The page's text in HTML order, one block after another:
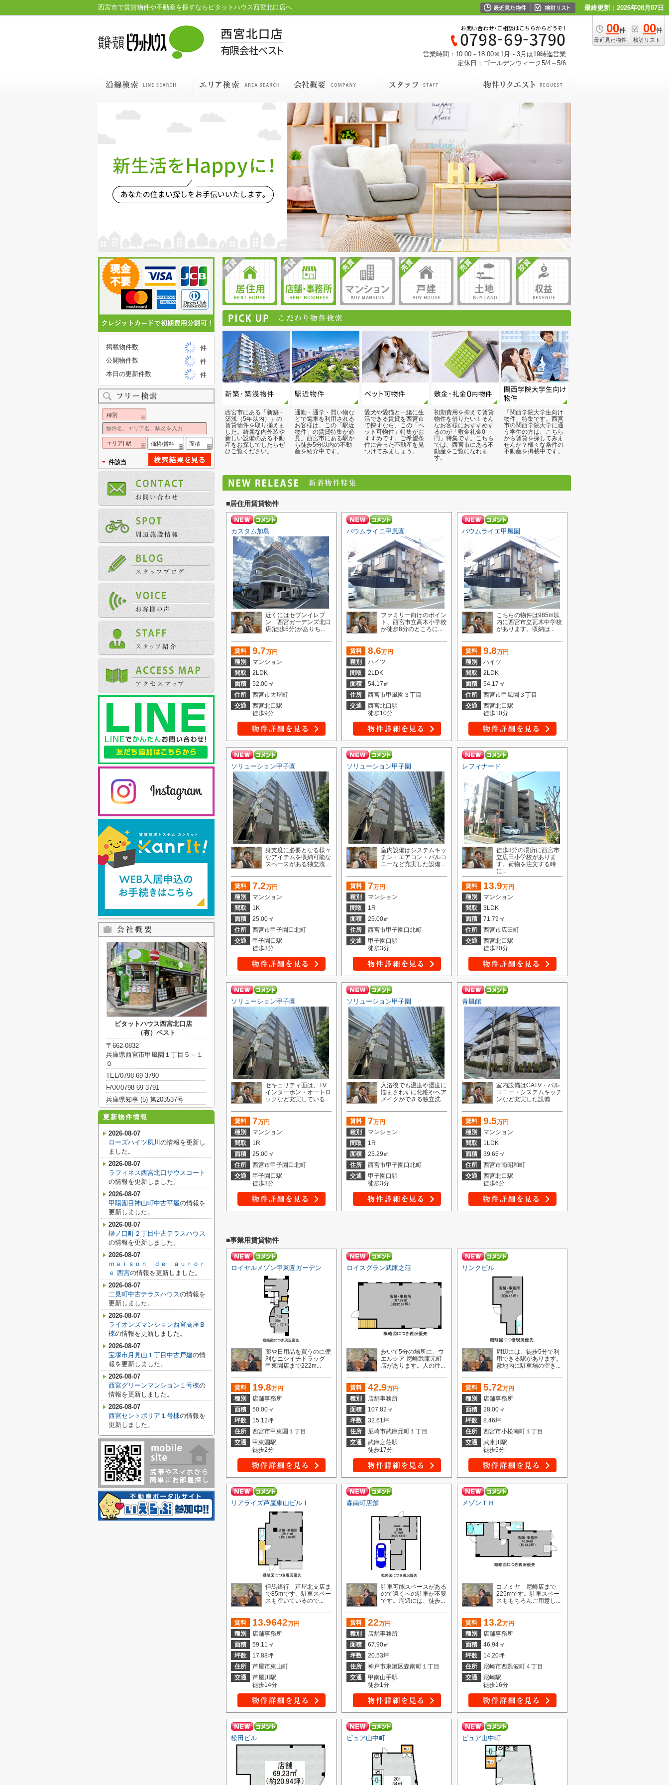
西宮市で賃貸物件や不動産を探すならピタットハウス西宮北口店へ 最終更新：2026年08月07日
00件
最近見た物件
00件
検討リスト
営業時間：10:00～18:00※1月～3月は19時迄営業
定休日：ゴールデンウィーク5/4～5/6
西宮市にある「新築・
築浅（5年以内）」の
賃貸物件を取り揃えま
した。綺麗な内外装や
新しい設備のある不動
産をお探しでしたらぜ
ひご覧ください。
通勤・通学・買い物な
どで電車を利用される
お客様は、この「駅近
物件」の賃貸特集が必
見。西宮市にある駅か
ら徒歩5分以内の不動
産を紹介中です。
愛犬や愛猫と一緒に生
活できる賃貸を西宮市
で探すなら、この「ペ
ット可物件」特集がお
すすめです。ご希望条
件に合った不動産を見
つけてみましょう。
初期費用を抑えて賃貸
物件を借りたい！そん
なお客様におすすめす
るのが「敷金礼金0
円」特集です。こちら
では、西宮市にある不
動産をご覧になれま
す。
「関西学院大学生向け
物件」特集です。西宮
市の関西学院大学に通
う学生の方は、こちら
から賃貸を探してみま
せんか？様々な条件の
不動産を掲載中です。
■居住用賃貸物件
カスタム加島Ⅰ
近くにはセブンイレブ
ン 西宮ガーデンズ北口
店(徒歩5分)がありち...
賃料 9.7万円
種別
マンション
間取
2LDK
面積
52.00㎡
住所
西宮市大屋町
交通
西宮北口駅
徒歩9分
バウムライエ甲風園
ファミリー向けのポイン
ト、西宮市立高木小学校
が徒歩8分のところに...
賃料 8.6万円
種別
ハイツ
間取
2LDK
面積
54.17㎡
住所
西宮市甲風園３丁目
交通
西宮北口駅
徒歩10分
バウムライエ甲風園
こちらの物件は985m以
内に西宮市立瓦木中学校
があります。収納は...
賃料 9.8万円
種別
ハイツ
間取
2LDK
面積
54.17㎡
住所
西宮市甲風園３丁目
交通
西宮北口駅
徒歩10分
ソリューション甲子園
身支度に必要となる様々
なアイテムを収納可能な
スペースがある独立洗...
賃料 7.2万円
種別
マンション
間取
1K
面積
25.00㎡
住所
西宮市甲子園口北町
交通
甲子園口駅
徒歩3分
ソリューション甲子園
室内設備はシステムキッ
チン・エアコン・バルコ
ニーなど充実した設備...
賃料 7万円
種別
マンション
間取
1R
面積
25.00㎡
住所
西宮市甲子園口北町
交通
甲子園口駅
徒歩3分
レフィナード
徒歩3分の場所に西宮市
立広田小学校がありま
す。荷物を注文する時
に...
賃料 13.9万円
種別
マンション
間取
3LDK
面積
71.79㎡
住所
西宮市広田町
交通
西宮北口駅
徒歩20分
ソリューション甲子園
セキュリティ面は、TV
インターホン・オートロ
ックなど充実している...
賃料 7万円
種別
マンション
間取
1R
面積
25.00㎡
住所
西宮市甲子園口北町
交通
甲子園口駅
徒歩3分
ソリューション甲子園
入浴後でも温度や湿度に
悩まされずに化粧やヘア
メイクができる独立洗...
賃料 7万円
種別
マンション
間取
1R
面積
25.29㎡
住所
西宮市甲子園口北町
交通
甲子園口駅
徒歩3分
青楓館
室内設備はCATV・バル
コニー・システムキッチ
ンなど充実した設備...
賃料 9.5万円
種別
マンション
間取
1LDK
面積
39.65㎡
住所
西宮市南昭和町
交通
西宮北口駅
徒歩6分
■事業用賃貸物件
ロイヤルメゾン甲東園ガーデン
薬や日用品を買うのに便
利なニシイチドラッグ
甲東園店まで222m...
賃料 19.8万円
種別
店舗事務所
面積
50.00㎡
坪数
15.12坪
住所
西宮市甲東園１丁目
交通
甲東園駅
徒歩2分
ロイスグラン武庫之荘
歩いて5分の場所に、ウ
エルシア 尼崎武庫元町
店があります。人の往...
賃料 42.9万円
種別
店舗事務所
面積
107.82㎡
坪数
32.61坪
住所
尼崎市武庫元町１丁目
交通
武庫之荘駅
徒歩17分
リンクビル
周辺には、徒歩5分で利
用できる駅があります。
敷地内に駐車場の空き...
賃料 5.72万円
種別
店舗事務所
面積
28.00㎡
坪数
8.46坪
住所
西宮市小松南町１丁目
交通
武庫川駅
徒歩5分
リアライズ芦屋東山ビルⅠ
但馬銀行 芦屋北支店ま
で85mです。駐車スペー
スも空いているので...
賃料 13.9642万円
種別
店舗事務所
面積
59.11㎡
坪数
17.88坪
住所
芦屋市東山町
交通
芦屋川駅
徒歩14分
森南町店舗
駐車可能スペースがある
ので遠くへの駐車が不要
です。周辺には、徒歩...
賃料 22万円
種別
店舗事務所
面積
67.90㎡
坪数
20.53坪
住所
神戸市東灘区森南町１丁目
交通
甲南山手駅
徒歩1分
メゾンＴＨ
コノミヤ 尼崎店まで
225mです。駐車スペー
スももちろんご用意し...
賃料 13.2万円
種別
店舗事務所
面積
46.94㎡
坪数
14.20坪
住所
尼崎市西難波町４丁目
交通
尼崎駅
徒歩16分
松田ビル ピュア山中町 ピュア山中町
掲載物件数
件
公開物件数
件
本日の更新件数
件
種別
エリア| 駅 価格/賃料 面積
- 件該当
ピタットハウス西宮北口店
（有）ベスト
〒662-0832
兵庫県西宮市甲風園１丁目５－１
０
TEL/0798-69-3790
FAX/0798-69-3791
兵庫県知事 (5) 第203537号
更新物件情報
2026-08-07
ローズハイツ夙川 の情報を更新し
ました。
2026-08-07
ラフィネス西宮北口サウスコート
の情報を更新しました。
2026-08-07
甲陽園目神山町中古平屋の情報を
更新しました。
2026-08-07
樋ノ口町２丁目中古テラスハウス
の情報を更新しました。
2026-08-07
ｍａｉｓｏｎ ｄｅ ａｕｒｏｒ
ｅ 西宮の情報を更新しました。
2026-08-07
二見町中古テラスハウスの情報を
更新しました。
2026-08-07
ライオンズマンション西宮高座Ｂ
棟の情報を更新しました。
2026-08-07
宝塚市月見山１丁目中古戸建の情
報を更新しました。
2026-08-07
西宮グリーンマンション１号棟の
情報を更新しました。
2026-08-07
西宮セントポリア１号棟の情報を
更新しました。